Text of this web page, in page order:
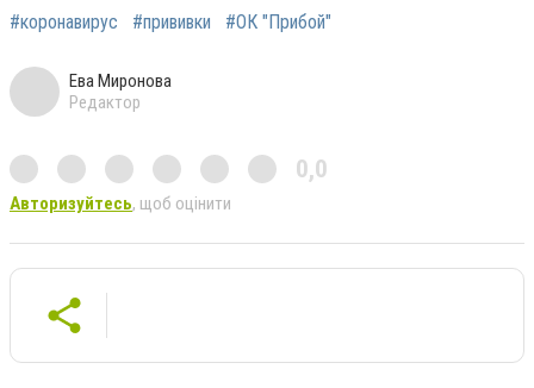
#коронавирус #прививки #ОК "Прибой"
Ева Миронова
Редактор
0,0
Авторизуйтесь, щоб оцінити